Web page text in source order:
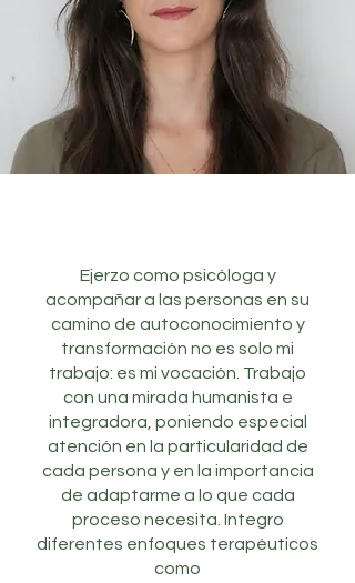
Ejerzo como psicóloga y
acompañar a las personas en su
camino de autoconocimiento y
transformación no es solo mi
trabajo: es mi vocación. Trabajo
con una mirada humanista e
integradora, poniendo especial
atención en la particularidad de
cada persona y en la importancia
de adaptarme a lo que cada
proceso necesita. Integro
diferentes enfoques terapéuticos
como